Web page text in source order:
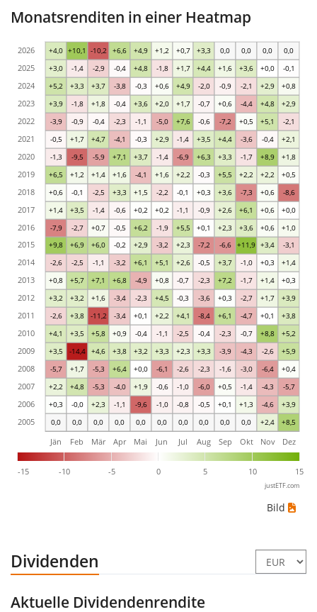
Monatsrenditen in einer Heatmap
0,0 0,0 0,0 0,0 0,0 0,0 0,0 0,0 0,0 0,0 +2,4 +8,5
+0,3 -0,0 +2,3 -1,1 -9,6 -1,0 -0,8 -0,5 +0,1 +1,3 -4,6 +3,9
+2,2 +4,8 -5,3 -4,0 +1,9 -0,6 -1,0 -6,0 +0,5 -1,4 -4,3 -5,7
-5,7 +1,7 -5,3 +6,4 +0,0 -6,1 -2,6 -2,3 -1,6 -3,0 -6,4 +0,4
+3,5 -14,4 +4,6 +3,8 +3,2 +3,3 +2,3 +3,3 -3,9 -4,3 -2,6 +5,9
+4,1 +3,5 +5,8 +0,9 -0,4 -1,1 -2,5 -0,4 -2,3 -0,7 +8,8 +5,2
-2,6 +3,8 -11,2 -3,4 +0,1 +2,2 +4,1 -8,4 +6,1 -4,7 +0,1 +3,8
+3,2 +3,2 +1,6 -3,4 -2,3 +4,5 -0,3 -3,6 +0,3 -2,7 +1,7 +3,9
+0,8 +5,7 +7,1 +6,8 -4,9 +0,8 -0,7 -2,3 +7,2 -1,7 +1,4 +0,3
-2,6 -2,5 -1,1 -3,2 +6,1 +5,1 +2,6 -0,5 +3,7 -1,0 +0,3 +1,4
+9,8 +6,9 +6,0 -0,2 +2,9 -3,2 +2,3 -7,2 -6,6 +11,9 +3,4 -3,1
-7,9 -2,7 +0,7 -0,5 +6,2 -1,9 +5,5 +0,1 +2,3 +3,6 +0,6 +1,0
+1,4 +3,5 -1,4 -0,6 +0,2 +0,2 -1,1 -0,9 +2,6 +6,1 +0,6 +0,0
+0,6 -0,1 -2,5 +3,3 +1,5 -2,2 -0,1 +0,3 +3,6 -7,3 +0,6 -8,6
+6,5 +1,2 +1,4 +1,6 -4,1 +1,6 +2,2 -0,3 +5,5 +2,2 +2,2 +0,5
-1,3 -9,5 -5,9 +7,1 +3,7 -1,4 -6,9 +6,3 +3,3 -1,7 +8,9 +1,8
-0,5 +1,7 +4,7 -4,1 -0,3 +2,9 -1,4 +3,5 +4,4 -3,6 -0,4 +2,1
-3,9 -0,9 -0,4 -2,3 -1,1 -5,0 +7,6 -0,6 -7,2 +0,5 +5,1 -2,1
+3,9 -1,8 +1,8 -0,4 +3,6 +2,0 +1,7 -0,7 +0,6 -4,4 +4,8 +2,9
+5,2 +3,3 +3,7 -3,8 -0,3 +0,6 +4,9 -2,0 -0,9 -2,1 +2,9 +0,8
+3,0 -1,4 -2,9 -0,4 +4,8 -1,8 +1,7 +4,4 +1,6 +3,6 +0,0 -0,1
+4,0 +10,1 -10,2 +6,6 +4,9 +1,2 +0,7 +3,3 0,0 0,0 0,0 0,0
-15 -10 -5 0 5 10 15
Jän Feb Mär Apr Mai Jun Jul Aug Sep Okt Nov Dez
2005
2006
2007
2008
2009
2010
2011
2012
2013
2014
2015
2016
2017
2018
2019
2020
2021
2022
2023
2024
2025
2026
justETF.com
Bild
Dividenden
Aktuelle Dividendenrendite